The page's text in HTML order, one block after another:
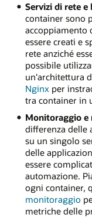
Servizi di rete
container sono
accoppiamento
essere creati e
rete anziché
possibile
un'architettura
Nginxper
tra container in
Monitoraggio e
differenza delle
su un singolo
delle
essere
automazione.
ogni container,
monitoraggio
metriche delle